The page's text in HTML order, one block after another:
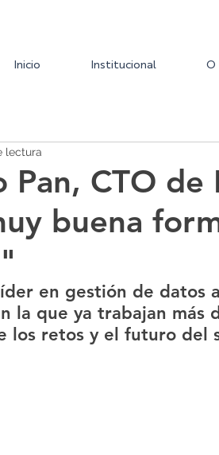
Inicio Institucional O
CTO de
buena
lectura
en gestión de datos
la que ya trabajan más
los retos y el futuro del